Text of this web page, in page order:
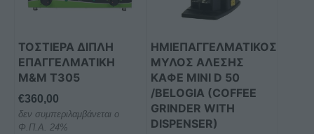
ΤΟΣΤΙΕΡΑ ΔΙΠΛΗ
ΕΠΑΓΓΕΛΜΑΤΙKH
M&M Τ305
€360,00
δεν συμπεριλαμβάνεται ο
Φ.Π.Α. 24%
Οι
μπορούν
να
επιλεγούν
σελίδα
του
ΗΜΙΕΠΑΓΓΕΛΜΑΤΙΚΟΣ
ΜΥΛΟΣ ΑΛΕΣΗΣ
ΚΑΦΕ MINI D 50
/BELOGIA (COFFEE
GRINDER WITH
DISPENSER)